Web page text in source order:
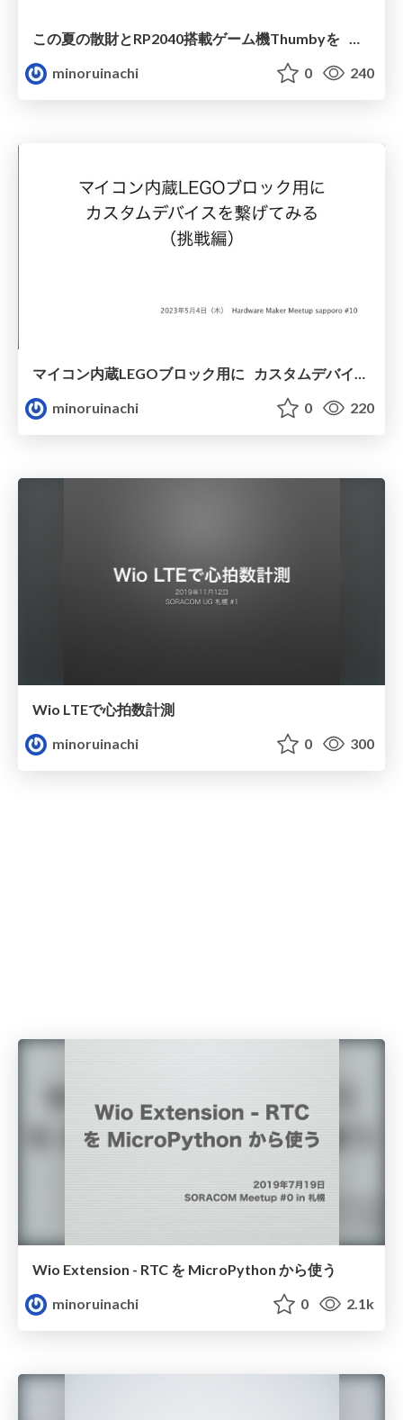
この夏の散財とRP2040搭載ゲーム機Thumbyを ブレッドボード上で再現してみた話
minoruinachi
0 240
マイコン内蔵LEGOブロック用に カスタムデバイスを繋げてみる （挑戦編）
minoruinachi
0 220
Wio LTEで心拍数計測
minoruinachi
0 300
Wio Extension - RTC を MicroPython から使う
minoruinachi
0 2.1k